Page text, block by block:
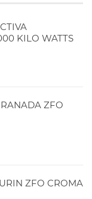
KILO WATTS
ZFO
ZFO CROMA